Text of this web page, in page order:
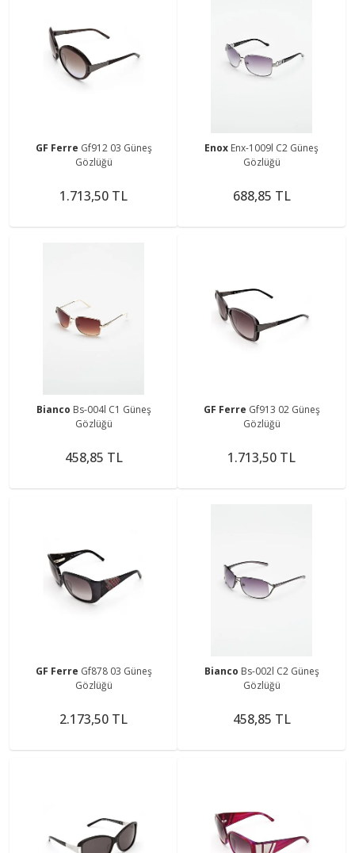
GF Ferre Gf912 03 Güneş
Gözlüğü
1.713,50 TL
Enox Enx-1009l C2 Güneş
Gözlüğü
688,85 TL
Bianco Bs-004l C1 Güneş
Gözlüğü
458,85 TL
GF Ferre Gf913 02 Güneş
Gözlüğü
1.713,50 TL
GF Ferre Gf878 03 Güneş
Gözlüğü
2.173,50 TL
Bianco Bs-002l C2 Güneş
Gözlüğü
458,85 TL